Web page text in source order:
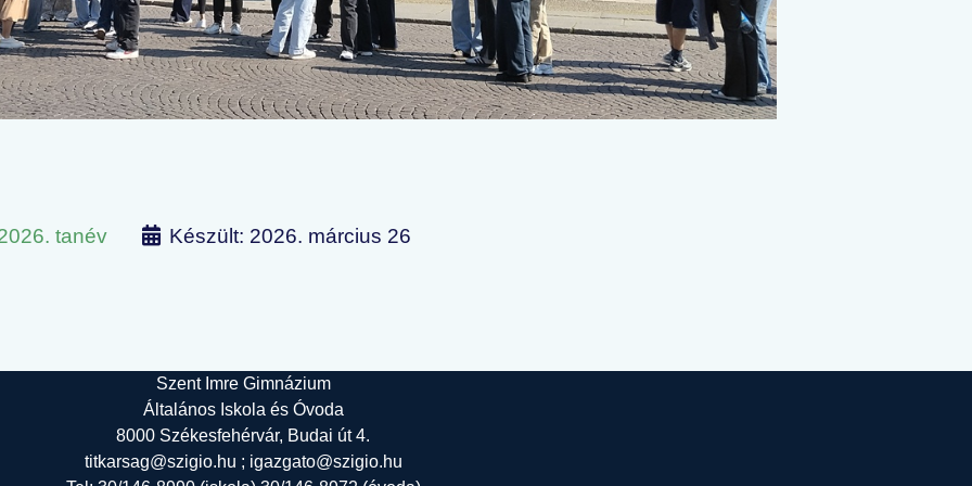
tanév Készült: 2026. március 26
járt a Versünnepen
Szent Imre Gimnázium
Általános Iskola és Óvoda
8000 Székesfehérvár, Budai út 4.
titkarsag@szigio.hu ; igazgato@szigio.hu